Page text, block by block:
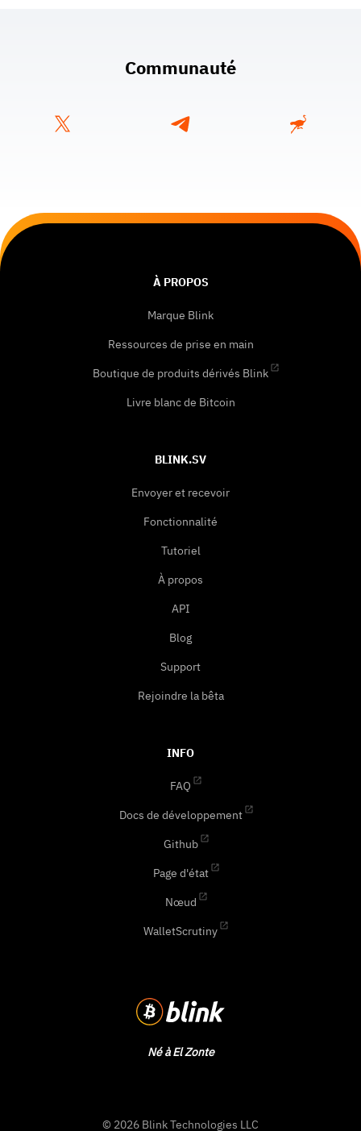
Communauté
Né à El Zonte
À PROPOS
Marque Blink
Ressources de prise en main
Boutique de produits dérivés Blink
Livre blanc de Bitcoin
BLINK.SV
Envoyer et recevoir
Fonctionnalité
Tutoriel
À propos
API
Blog
Support
Rejoindre la bêta
INFO
FAQ
Docs de développement
Github
Page d'état
Nœud
WalletScrutiny
© 2026 Blink Technologies LLC